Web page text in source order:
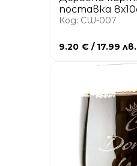
поставка
Код: CW-007
9.20 € / 17.99 лв.